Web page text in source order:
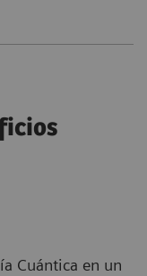
Cuántica en un